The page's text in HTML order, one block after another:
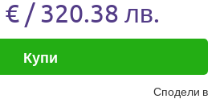
/ 320.38 лв.
Купи
Сподели в